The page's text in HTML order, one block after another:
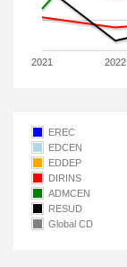
2021 2022
EREC
EDCEN
EDDEP
DIRINS
ADMCEN
RESUD
Global CD